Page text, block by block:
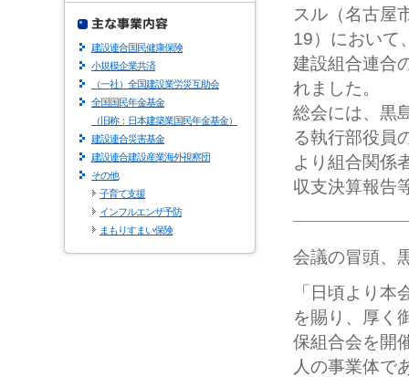
スル（名古屋
19）において
建設組合連合
れました。
総会には、黒
る執行部役員
より組合関係
収支決算報告
会議の冒頭、
「日頃より
を賜り、厚く
保組合会を開
人の事業体で
建設連合国民健康保険
小規模企業共済
（一社）全国建設業労災互助会
全国国民年金基金
（旧称：日本建築業国民年金基金）
建設連合災害基金
建設連合建設産業海外視察団
その他
子育て支援
インフルエンザ予防
まもりすまい保険